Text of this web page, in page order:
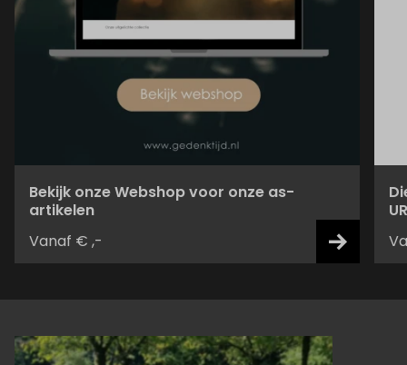
Bekijk onze Webshop voor onze as-
artikelen
Vanaf € ,-